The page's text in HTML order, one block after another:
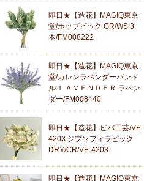
即日★【造花】MAGIQ東京
堂/ホップピック GR/WS 3
本/FM008222
即日★【造花】MAGIQ東京
堂/カレンラベンダーバンド
ル ＬＡＶＥＮＤＥＲ ラベン
ダー/FM008440
即日★【造花】ビバ工芸/VE-
4203 ジプソフィラピック
DRY/CR/VE-4203
即日★【造花】MAGIQ東京